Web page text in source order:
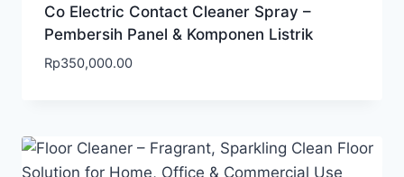
Co Electric Contact Cleaner Spray –
Pembersih Panel & Komponen Listrik
Rp350,000.00